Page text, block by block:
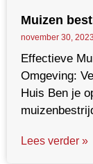
Muizen
november 30, 2023
Effectieve
Omgeving:
Huis Ben je
Lees verder »